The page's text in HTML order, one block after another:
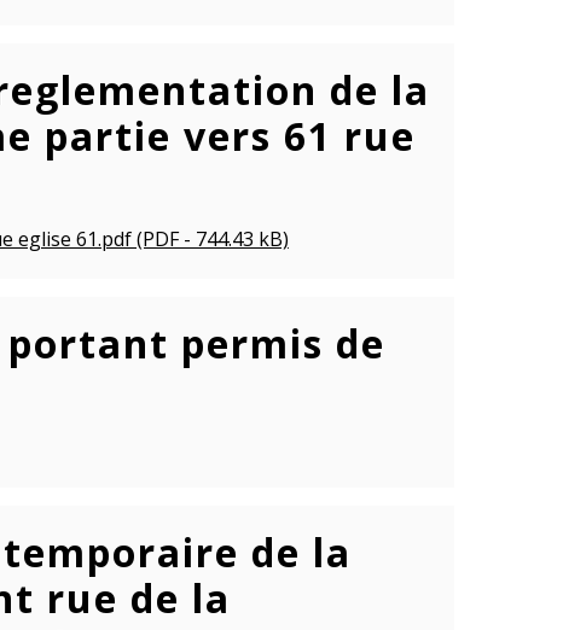
de la
partie vers 61 rue
61.pdf (PDF - 744.43 kB)
permis de
de la
rue de la